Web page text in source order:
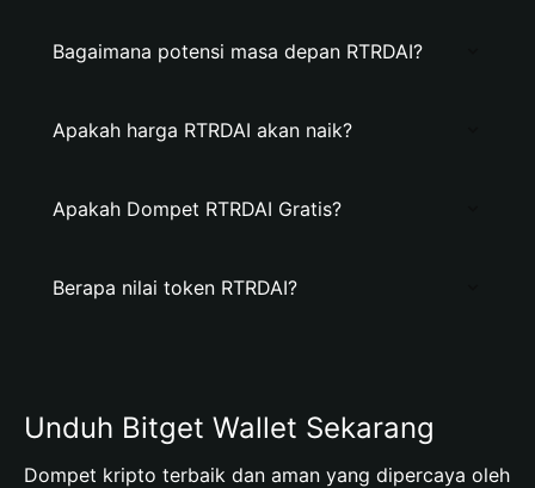
Bagaimana potensi masa depan RTRDAI?
Apakah harga RTRDAI akan naik?
Apakah Dompet RTRDAI Gratis?
Berapa nilai token RTRDAI?
Unduh Bitget Wallet Sekarang
Dompet kripto terbaik dan aman yang dipercaya oleh